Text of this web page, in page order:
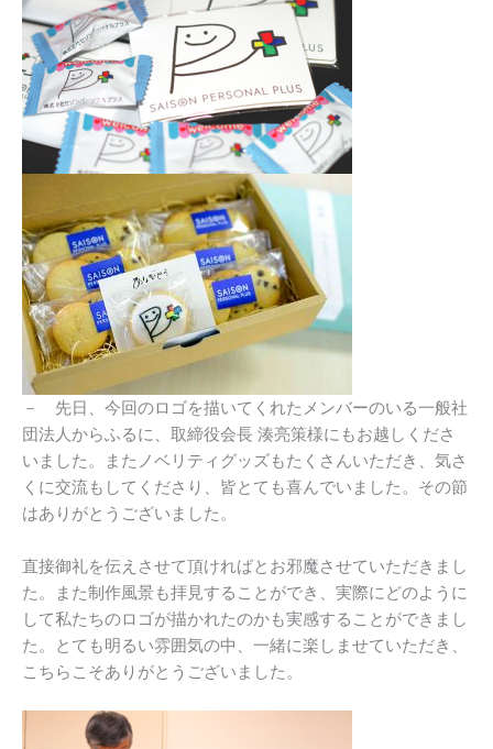
－ 先日、今回のロゴを描いてくれたメンバーのいる一般社
団法人からふるに、取締役会長 湊亮策様にもお越しくださ
いました。またノベリティグッズもたくさんいただき、気さ
くに交流もしてくださり、皆とても喜んでいました。その節
はありがとうございました。
直接御礼を伝えさせて頂ければとお邪魔させていただきまし
た。また制作風景も拝見することができ、実際にどのように
して私たちのロゴが描かれたのかも実感することができまし
た。とても明るい雰囲気の中、一緒に楽しませていただき、
こちらこそありがとうございました。